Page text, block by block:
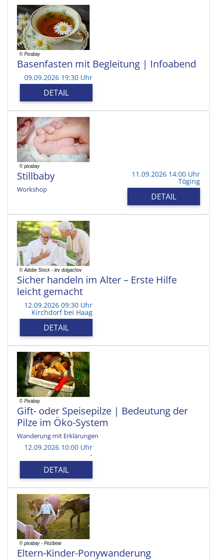
Basenfasten mit Begleitung | Infoabend
09.09.2026 19:30 Uhr
DETAIL
Stillbaby
Workshop
11.09.2026 14:00 Uhr
Töging
DETAIL
Sicher handeln im Alter – Erste Hilfe
leicht gemacht
12.09.2026 09:30 Uhr
Kirchdorf bei Haag
DETAIL
Gift- oder Speisepilze | Bedeutung der
Pilze im Öko-System
Wanderung mit Erklärungen
12.09.2026 10:00 Uhr
-
DETAIL
Eltern-Kinder-Ponywanderung